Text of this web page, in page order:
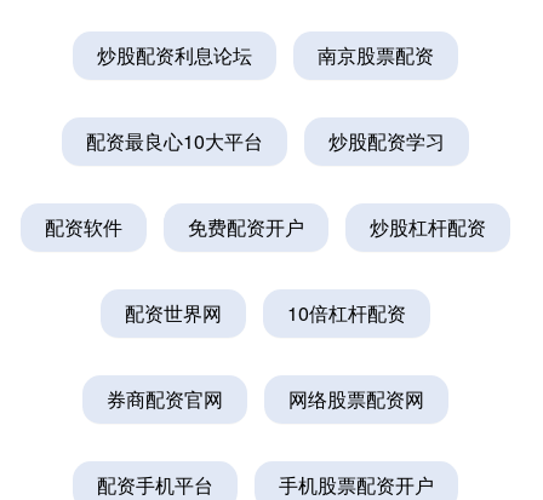
炒股配资利息论坛 南京股票配资
配资最良心10大平台 炒股配资学习
配资软件 免费配资开户 炒股杠杆配资
配资世界网 10倍杠杆配资
券商配资官网 网络股票配资网
配资手机平台 手机股票配资开户